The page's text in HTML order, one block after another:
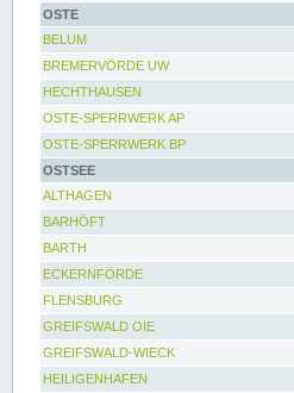
OSTE
BELUM
BREMERVÖRDE UW
HECHTHAUSEN
OSTE-SPERRWERK AP
OSTE-SPERRWERK BP
OSTSEE
ALTHAGEN
BARHÖFT
BARTH
ECKERNFÖRDE
FLENSBURG
GREIFSWALD OIE
GREIFSWALD-WIECK
HEILIGENHAFEN